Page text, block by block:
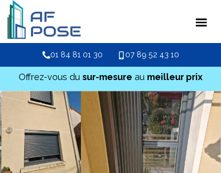
01 84 81 01 30 07 89 52 43 10
Offrez-vous du sur-mesure au meilleur prix